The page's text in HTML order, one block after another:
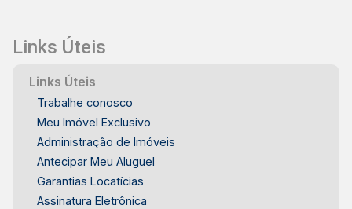
Links Úteis
Links Úteis
Trabalhe conosco
Meu Imóvel Exclusivo
Administração de Imóveis
Antecipar Meu Aluguel
Garantias Locatícias
Assinatura Eletrônica